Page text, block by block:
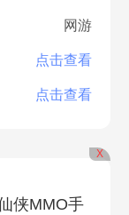
网游
点击查看
点击查看
X
侠MMO手